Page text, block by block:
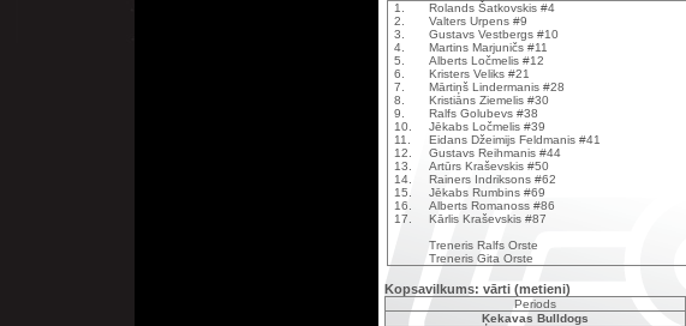
1.
Rolands Šatkovskis #4
2.
Valters Urpens #9
3.
Gustavs Vestbergs #10
4.
Martins Marjuničs #11
5.
Alberts Ločmelis #12
6.
Kristers Veliks #21
7.
Mārtiņš Lindermanis #28
8.
Kristiāns Ziemelis #30
9.
Ralfs Golubevs #38
10.
Jēkabs Ločmelis #39
11.
Eidans Džeimijs Feldmanis #41
12.
Gustavs Reihmanis #44
13.
Artūrs Kraševskis #50
14.
Rainers Indriksons #62
15.
Jēkabs Rumbins #69
16.
Alberts Romanoss #86
17.
Kārlis Kraševskis #87
Treneris Ralfs Orste
Treneris Gita Orste
Kopsavilkums: vārti (metieni)
Periods
Ķekavas Bulldogs